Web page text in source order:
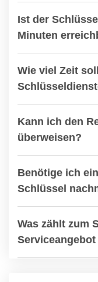
Ist der
Minuten
Wie viel Zeit
Kann ich den
überweisen?
Benötige ich
Schlüssel
Was zählt zum